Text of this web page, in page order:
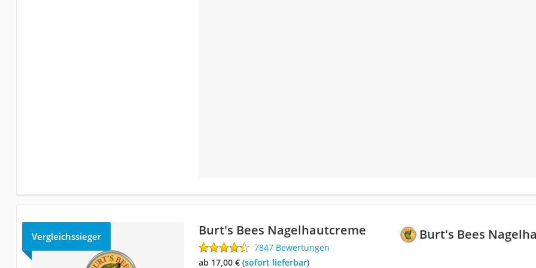
Burt's Bees
Vergleichssieger Burt's Bees Nagelhautcreme
7847 Bewertungen
ab 17,00 €( Sofort lieferbar)